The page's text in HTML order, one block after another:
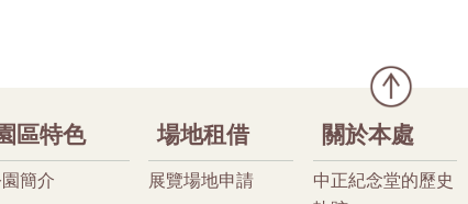
區特色
簡介
場地租借
展覽場地申請
關於本處
中正紀念堂的歷史